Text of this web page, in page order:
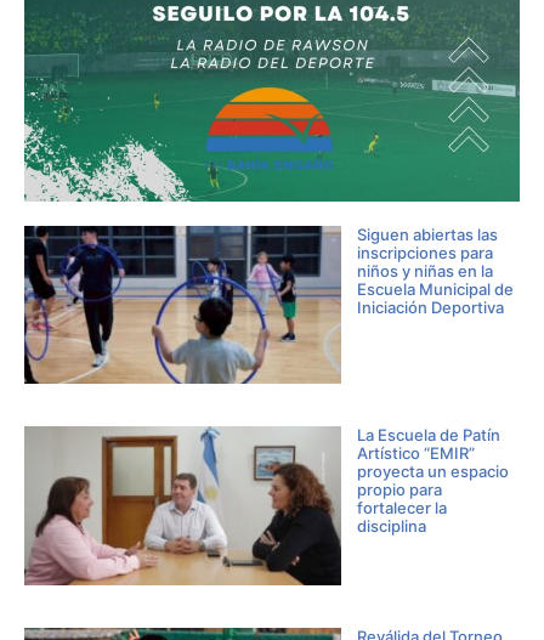
Siguen abiertas las
inscripciones para
niños y niñas en la
Escuela Municipal de
Iniciación Deportiva
La Escuela de Patín
Artístico “EMIR”
proyecta un espacio
propio para
fortalecer la
disciplina